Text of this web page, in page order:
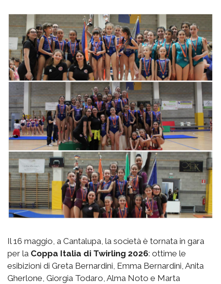
Il 16 maggio, a Cantalupa, la società è tornata in gara
per la Coppa Italia di Twirling 2026: ottime le
esibizioni di Greta Bernardini, Emma Bernardini, Anita
Gherlone, Giorgia Todaro, Alma Noto e Marta